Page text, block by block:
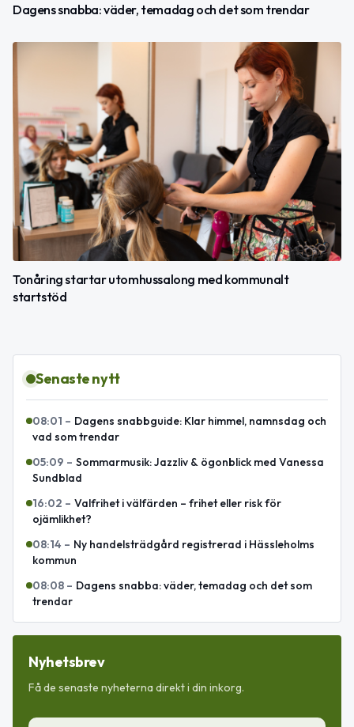
Dagens snabba: väder, temadag och det som trendar
Tonåring startar utomhussalong med kommunalt
startstöd
Senaste nytt
08:01 – Dagens snabbguide: Klar himmel, namnsdag och
vad som trendar
05:09 – Sommarmusik: Jazzliv & ögonblick med Vanessa
Sundblad
16:02 – Valfrihet i välfärden – frihet eller risk för
ojämlikhet?
08:14 – Ny handelsträdgård registrerad i Hässleholms
kommun
08:08 – Dagens snabba: väder, temadag och det som
trendar
Nyhetsbrev
Få de senaste nyheterna direkt i din inkorg.